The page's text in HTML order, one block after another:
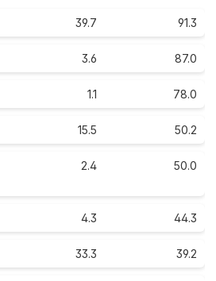
39.7 91.3
3.6 87.0
1.1 78.0
15.5 50.2
2.4 50.0
4.3 44.3
33.3 39.2